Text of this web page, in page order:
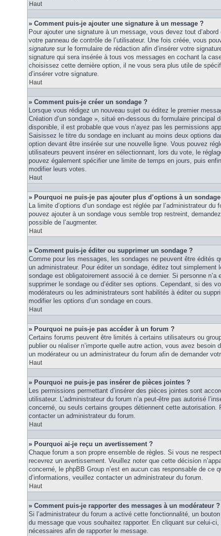
Haut
» Comment puis-je ajouter une signature à un message ?
Pour ajouter une signature à un message, vous devez tout d’abord
votre panneau de contrôle de l’utilisateur. Une fois créée, vous
signature sur le formulaire de rédaction afin d’insérer votre
signature qui sera insérée à tous vos messages en cochant la
choisissez cette dernière option, il ne vous sera plus utile de
d’insérer votre signature.
Haut
» Comment puis-je créer un sondage ?
Lorsque vous rédigez un nouveau sujet ou éditez le premier
Création d’un sondage », situé en-dessous du formulaire principal
disponible, il est probable que vous n’ayez pas les permissions
Saisissez le titre du sondage en incluant au moins deux options
option devant être insérée sur une nouvelle ligne. Vous pouvez
utilisateurs peuvent insérer en sélectionnant, lors du vote, le
pouvez également spécifier une limite de temps en jours, puis
modifier leurs votes.
Haut
» Pourquoi ne puis-je pas ajouter plus d’options à un
La limite d’options d’un sondage est réglée par l’administrateur
pouvez ajouter à un sondage vous semble trop restreint,
possible de l’augmenter.
Haut
» Comment puis-je éditer ou supprimer un sondage ?
Comme pour les messages, les sondages ne peuvent être édités
un administrateur. Pour éditer un sondage, éditez tout simplement
sondage est obligatoirement associé à ce dernier. Si personne
supprimer le sondage ou d’éditer ses options. Cependant, si des
modérateurs ou les administrateurs sont habilités à éditer ou
modifier les options d’un sondage en cours.
Haut
» Pourquoi ne puis-je pas accéder à un forum ?
Certains forums peuvent être limités à certains utilisateurs ou
publier ou réaliser n’importe quelle autre action, vous avez besoin
un modérateur ou un administrateur du forum afin de demander
Haut
» Pourquoi ne puis-je pas insérer de pièces jointes ?
Les permissions permettant d’insérer des pièces jointes sont
utilisateur. L’administrateur du forum n’a peut-être pas autorisé
concerné, ou seuls certains groupes détiennent cette autorisation.
contacter un administrateur du forum.
Haut
» Pourquoi ai-je reçu un avertissement ?
Chaque forum a son propre ensemble de règles. Si vous ne
recevrez un avertissement. Veuillez noter que cette décision
concerné, le phpBB Group n’est en aucun cas responsable de ce
d’informations, veuillez contacter un administrateur du forum.
Haut
» Comment puis-je rapporter des messages à un modérateur ?
Si l’administrateur du forum a activé cette fonctionnalité, un
du message que vous souhaitez rapporter. En cliquant sur celui-
nécessaires afin de rapporter le message.